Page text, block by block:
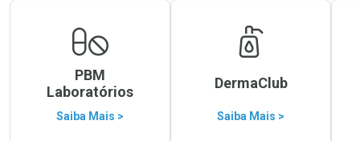
PBM
Laboratórios
Saiba Mais >
DermaClub
Saiba Mais >